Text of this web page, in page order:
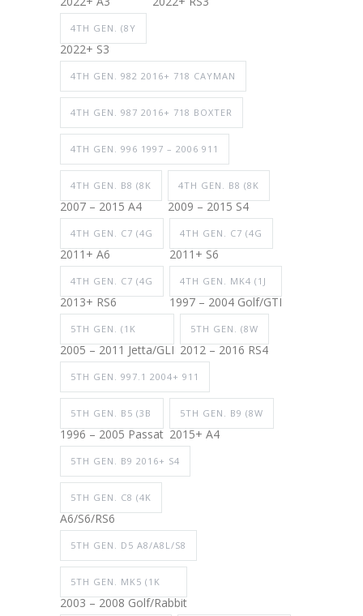
4TH GEN. (8Y
2022+ S3
4TH GEN. 982 2016+ 718 CAYMAN
4TH GEN. 987 2016+ 718 BOXTER
4TH GEN. 996 1997 – 2006 911
4TH GEN. B8 (8K
2007 – 2015 A4
4TH GEN. B8 (8K
2009 – 2015 S4
4TH GEN. C7 (4G
2011+ A6
4TH GEN. C7 (4G
2011+ S6
4TH GEN. C7 (4G
2013+ RS6
4TH GEN. MK4 (1J
1997 – 2004 Golf/GTI
5TH GEN. (1K
2005 – 2011 Jetta/GLI
5TH GEN. (8W
2012 – 2016 RS4
5TH GEN. 997.1 2004+ 911
5TH GEN. B5 (3B
1996 – 2005 Passat
5TH GEN. B9 (8W
2015+ A4
5TH GEN. B9 2016+ S4
5TH GEN. C8 (4K
A6/S6/RS6
5TH GEN. D5 A8/A8L/S8
5TH GEN. MK5 (1K
2003 – 2008 Golf/Rabbit